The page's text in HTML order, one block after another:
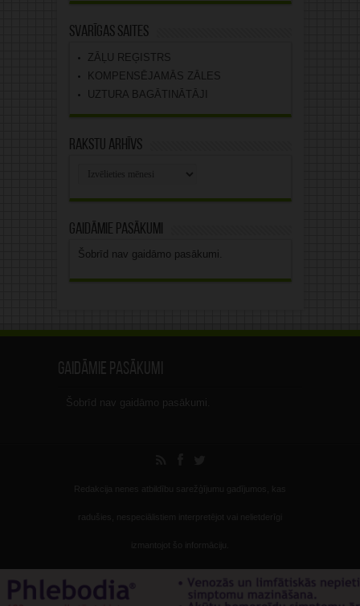
Svarīgas saites
ZĀĻU REĢISTRS
KOMPENSĒJAMĀS ZĀLES
UZTURA BAGĀTINĀTĀJI
Rakstu arhīvs
Gaidāmie pasākumi
Šobrīd nav gaidāmo pasākumi.
Gaidāmie pasākumi
Šobrīd nav gaidāmo pasākumi.
Redakcija nenes atbildību sarežģījumu gadījumos, kas